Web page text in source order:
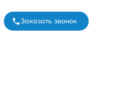
Заказать звонок